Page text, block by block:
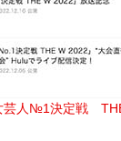
芸人№1決定戦　